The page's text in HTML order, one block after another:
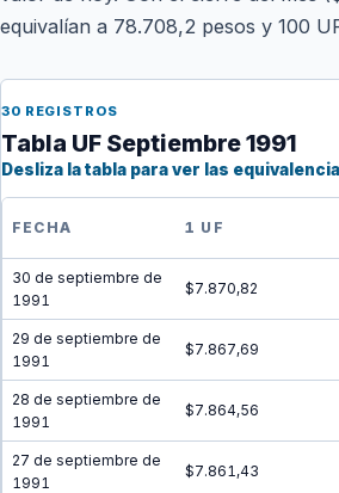
equivalían a 78.708,2 pesos y 100
30 REGISTROS
Tabla UF Septiembre 1991
Desliza la tabla para ver las
FECHA 1 UF
30 de septiembre de
1991
$7.870,82
29 de septiembre de
1991
$7.867,69
28 de septiembre de
1991
$7.864,56
27 de septiembre de
1991
$7.861,43